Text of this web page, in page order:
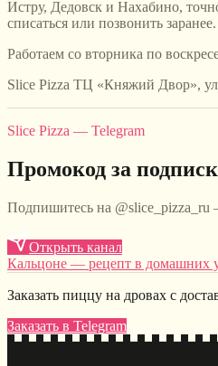
Истру, Дедовск и Нахабино,
списаться или позвонить
Работаем со вторника по
Slice Pizza ТЦ «Княжий Двор»,
Slice Pizza — Telegram
Промокод за
Подпишитесь на
Открыть канал
Кальцоне — рецепт в домашних
Заказать пиццу на дровах с
Заказать в Telegram